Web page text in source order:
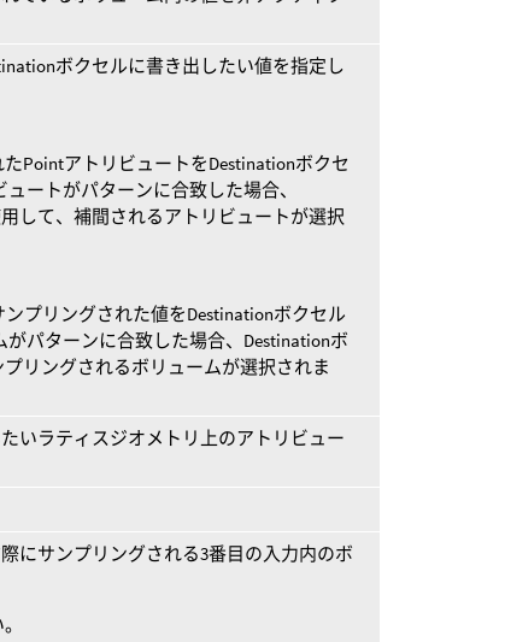
ボクセルに書き出したい値を指定し
PointアトリビュートをDestinationボクセ
ートがパターンに合致した場合、
して、補間されるアトリビュートが選択
プリングされた値をDestinationボクセル
パターンに合致した場合、Destinationボ
リングされるボリュームが選択されま
いラティスジオメトリ上のアトリビュー
にサンプリングされる3番目の入力内のボ